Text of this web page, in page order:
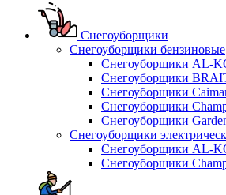
Снегоуборщики
Снегоуборщики бензиновые
Снегоуборщики AL-
Снегоуборщики
Снегоуборщики
Снегоуборщики
Снегоуборщики
Снегоуборщики
Снегоуборщики AL-
Снегоуборщики